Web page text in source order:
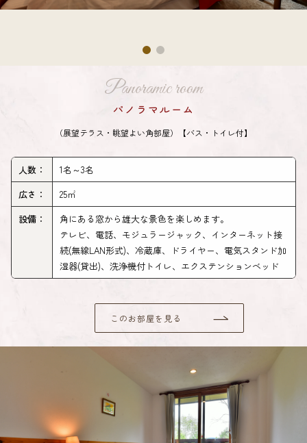
Panoramic room
パノラマルーム
（展望テラス・眺望よい角部屋）【バス・トイレ付】
人数：
1名～3名
広さ：
25㎡
設備：
角にある窓から雄大な景色を楽しめます。
テレビ、電話、モジュラージャック、インターネット接
続(無線LAN形式)、冷蔵庫、ドライヤー、電気スタンド加
湿器(貸出)、洗浄機付トイレ、エクステンションベッド
このお部屋を見る